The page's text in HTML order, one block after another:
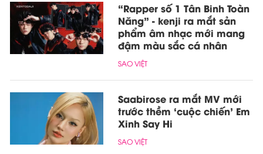
“Rapper số 1 Tân Binh Toàn
Năng” - kenji ra mắt sản
phẩm âm nhạc mới mang
đậm màu sắc cá nhân
SAO VIỆT
Saabirose ra mắt MV mới
trước thềm ‘cuộc chiến’ Em
Xinh Say Hi
SAO VIỆT